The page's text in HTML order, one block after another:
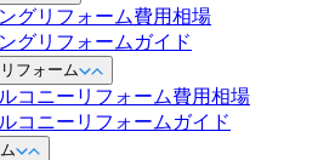
グリフォーム費用相場
グリフォームガイド
フォーム
コニーリフォーム費用相場
コニーリフォームガイド